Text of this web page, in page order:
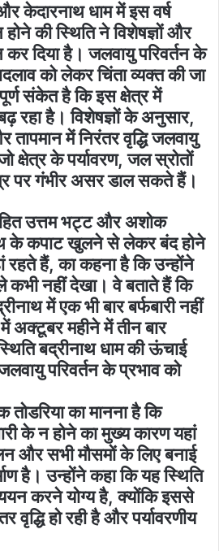
केदारनाथ धाम में इस वर्ष
होने की स्थिति ने विशेषज्ञों और
कर दिया है। जलवायु परिवर्तन के
को लेकर चिंता व्यक्त की जा
संकेत है कि इस क्षेत्र में
रहा है। विशेषज्ञों के अनुसार,
तापमान में निरंतर वृद्धि जलवायु
क्षेत्र के पर्यावरण, जल स्रोतों
पर गंभीर असर डाल सकते हैं।
उत्तम भट्ट और अशोक
के कपाट खुलने से लेकर बंद होने
हैं, का कहना है कि उन्होंने
कभी नहीं देखा। वे बताते हैं कि
में एक भी बार बर्फबारी नहीं
महीने में तीन बार
बद्रीनाथ धाम की ऊंचाई
परिवर्तन के प्रभाव को
का मानना है कि
के न होने का मुख्य कारण यहां
और सभी मौसमों के लिए बनाई
है। उन्होंने कहा कि यह स्थिति
करने योग्य है, क्योंकि इससे
वृद्धि हो रही है और पर्यावरणीय